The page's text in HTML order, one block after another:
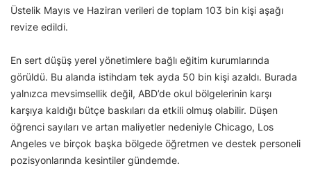
Üstelik Mayıs ve Haziran verileri de toplam 103 bin kişi aşağı
revize edildi.
En sert düşüş yerel yönetimlere bağlı eğitim kurumlarında
görüldü. Bu alanda istihdam tek ayda 50 bin kişi azaldı. Burada
yalnızca mevsimsellik değil, ABD’de okul bölgelerinin karşı
karşıya kaldığı bütçe baskıları da etkili olmuş olabilir. Düşen
öğrenci sayıları ve artan maliyetler nedeniyle Chicago, Los
Angeles ve birçok başka bölgede öğretmen ve destek personeli
pozisyonlarında kesintiler gündemde.